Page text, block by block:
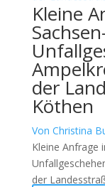
Kleine
der
Köthen
Von Christina
Kleine Anfrage
der